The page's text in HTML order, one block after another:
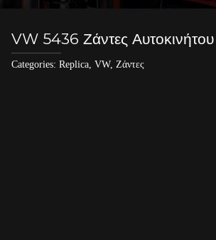
VW 5436 Ζάντες Αυτοκινήτου
Categories:Replica,VW,Ζάντες